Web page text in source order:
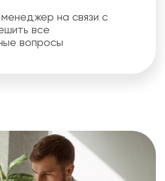
на связи c
все
вопросы